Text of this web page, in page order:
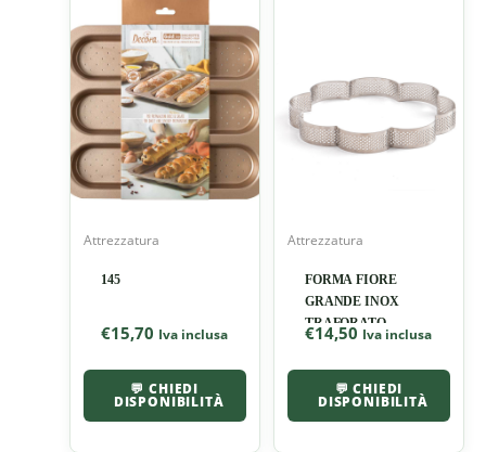
Attrezzatura
145
€15,70 Iva inclusa
💬 CHIEDI
DISPONIBILITÀ
Attrezzatura
FORMA FIORE
GRANDE INOX
TRAFORATO
€14,50 Iva inclusa
💬 CHIEDI
DISPONIBILITÀ